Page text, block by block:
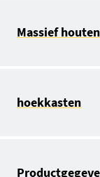
Massief
hoekkasten